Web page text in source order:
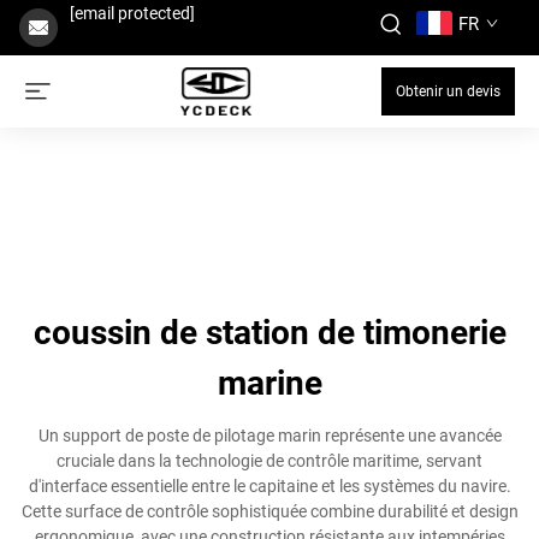
[email protected] FR
Obtenir un devis
coussin de station de timonerie
marine
Un support de poste de pilotage marin représente une avancée
cruciale dans la technologie de contrôle maritime, servant
d'interface essentielle entre le capitaine et les systèmes du navire.
Cette surface de contrôle sophistiquée combine durabilité et design